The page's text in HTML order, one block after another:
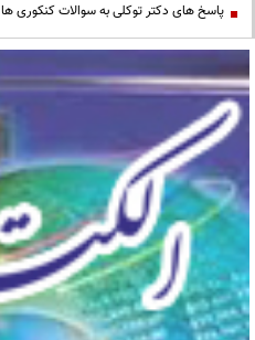
پاسخ های دکتر توکلی به سوالات کنکوری ها